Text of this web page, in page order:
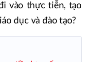
vào thực tiễn, tạo
dục và đào tạo?